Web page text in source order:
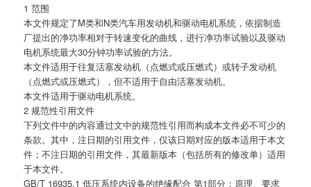
1 范围
本文件规定了M类和N类汽车用发动机和驱动电机系统，依据制造
厂提出的净功率相对于转速变化的曲线，进行净功率试验以及驱动
电机系统最大30分钟功率试验的方法。
本文件适用于往复活塞发动机（点燃式或压燃式）或转子发动机
（点燃式或压燃式），但不适用于自由活塞发动机。
本文件适用于驱动电机系统。
2 规范性引用文件
下列文件中的内容通过文中的规范性引用而构成本文件必不可少的
条款。其中，注日期的引用文件，仅该日期对应的版本适用于本文
件；不注日期的引用文件，其最新版本（包括所有的修改单）适用
于本文件。
GB/T 16935.1 低压系统内设备的绝缘配合 第1部分：原理、要求